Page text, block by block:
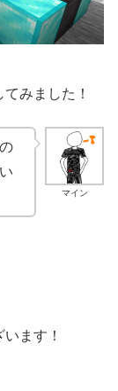
みました！
マイン
ます！